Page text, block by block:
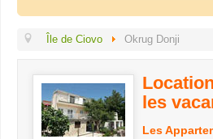
Île de Ciovo Okrug Donji
les
Les